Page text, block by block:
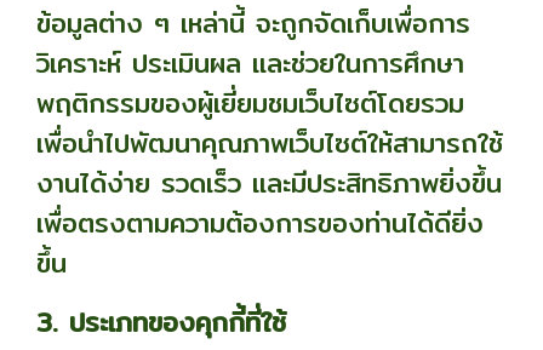
ข้อมูลต่าง ๆ เหล่านี้ จะถูกจัดเก็บเพื่อการ
วิเคราะห์ ประเมินผล และช่วยในการศึกษา
พฤติกรรมของผู้เยี่ยมชมเว็บไซต์โดยรวม
เพื่อนำไปพัฒนาคุณภาพเว็บไซต์ให้สามารถใช้
งานได้ง่าย รวดเร็ว และมีประสิทธิภาพยิ่งขึ้น
เพื่อตรงตามความต้องการของท่านได้ดียิ่ง
ขึ้น
3. ประเภทของคุกกี้ที่ใช้